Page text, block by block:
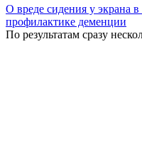
О вреде сидения у экрана в
профилактике деменции
По результатам сразу